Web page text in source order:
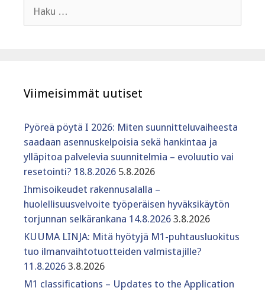
Viimeisimmät uutiset
Pyöreä pöytä I 2026: Miten suunnitteluvaiheesta
saadaan asennuskelpoisia sekä hankintaa ja
ylläpitoa palvelevia suunnitelmia – evoluutio vai
resetointi? 18.8.2026 5.8.2026
Ihmisoikeudet rakennusalalla –
huolellisuusvelvoite työperäisen hyväksikäytön
torjunnan selkärankana 14.8.2026 3.8.2026
KUUMA LINJA: Mitä hyötyjä M1-puhtausluokitus
tuo ilmanvaihtotuotteiden valmistajille?
11.8.2026 3.8.2026
M1 classifications – Updates to the Application